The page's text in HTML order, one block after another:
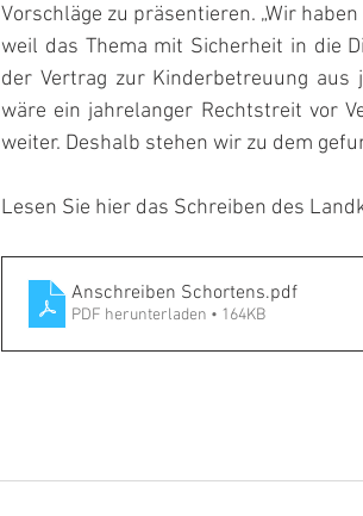
Vorschläge zu präsentieren. „Wir
weil das Thema mit Sicherheit in die
der Vertrag zur Kinderbetreuung aus
wäre ein jahrelanger Rechtstreit vor
weiter. Deshalb stehen wir zu dem
Lesen Sie hier das Schreiben des
Anschreiben Schortens.pdf
PDF herunterladen • 164KB